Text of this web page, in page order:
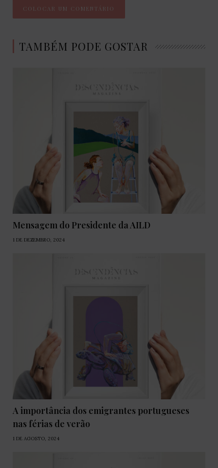
TAMBÉM PODE GOSTAR
Mensagem do Presidente da AILD
1 DE DEZEMBRO, 2024
A importância dos emigrantes portugueses
nas férias de verão
1 DE AGOSTO, 2024